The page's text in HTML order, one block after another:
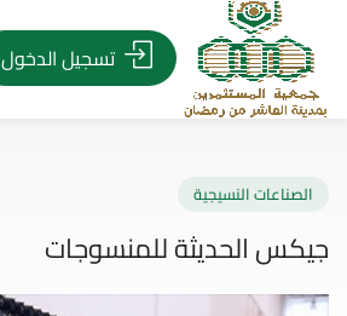
تسجيل الدخول
الحديثة للمنسوجات